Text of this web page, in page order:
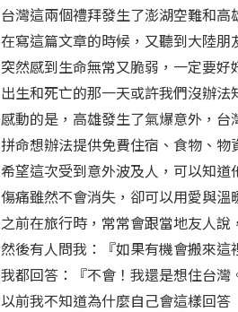
台灣這兩個禮拜發生了澎湖空難和
在寫這篇文章的時候，又聽到大陸
突然感到生命無常又脆弱，一定要好
出生和死亡的那一天或許我們沒辦
感動的是，高雄發生了氣爆意外，
拼命想辦法提供免費住宿、食物、
希望這次受到意外波及人，可以知道
傷痛雖然不會消失，卻可以用愛與溫
之前在旅行時，常常會跟當地友人
然後有人問我：『如果有機會搬來這
我都回答：『不會！我還是想住台灣
以前我不知道為什麼自己會這樣回答